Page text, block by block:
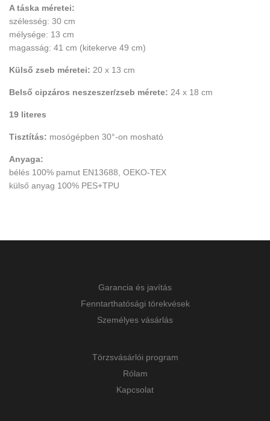
A táska méretei:
szélesség: 30 cm
mélysége: 13 cm
magasság: 41 cm (kitekerve 49 cm)
Külső zseb méretei: 20 x 13 cm
Belső cipzáros neszeszer/zseb mérete: 24 x 18 cm
19 literes
Tisztítás: mosógépben 30°-on mosható
Anyaga:
bélés 100% pamut EN13688, OEKO-TEX
külső anyag 100% PES+TPU
Garancia és javítás
Fenntarthatósági törekvések
Személyes vásárlás
Törzsvásárlói program
Rólam
Kapcsolat